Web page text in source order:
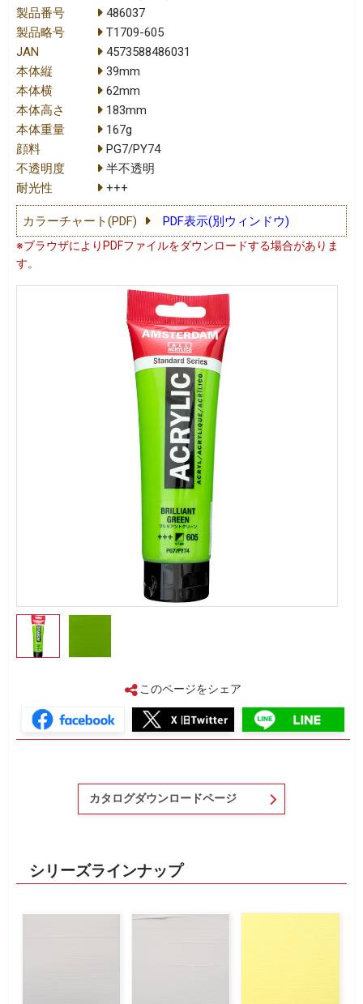
製品番号
486037
製品略号
T1709-605
JAN
4573588486031
本体縦
39mm
本体横
62mm
本体高さ
183mm
本体重量
167g
顔料
PG7/PY74
不透明度
半不透明
耐光性
+++
カラーチャート(PDF) PDF表示(別ウィンドウ)
※ブラウザによりPDFファイルをダウンロードする場合がありま
す。
このページをシェア
カタログダウンロードページ
シリーズラインナップ